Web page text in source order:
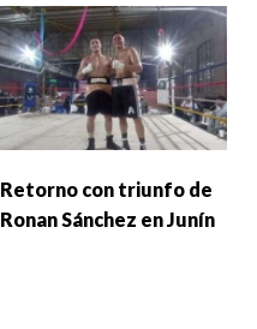
Retorno con triunfo de
Ronan Sánchez en Junín